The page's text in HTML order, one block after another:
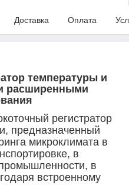
Доставка Оплата
температуры и
расширенными
регистратор
предназначенный
микроклимата в
в
в
встроенному